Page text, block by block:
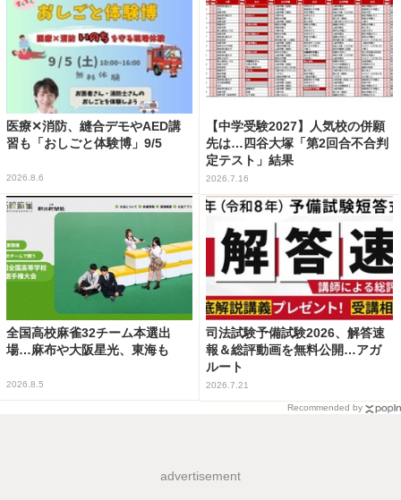
医療✕消防、縫合デモやAED講
習も「おしごと体験博」9/5
2026.8.6
【中学受験2027】人気校の併願
先は…四谷大塚「第2回合不合判
定テスト」結果
2026.7.16
全国高校麻雀32チーム本選出
場…麻布や大阪星光、東海も
2026.8.5
司法試験予備試験2026、解答速
報＆総評動画を無料公開…アガ
ルート
2026.7.21
Recommended by
advertisement